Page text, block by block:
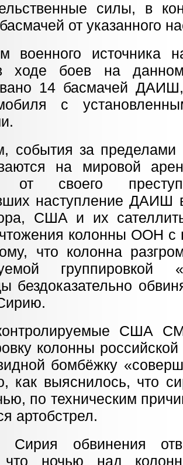
силы, в
от указанного
военного источника
ходе боев на
14 басмачей
с
события за пределами
на мировой
от своего
наступление ДАИШ
США и их
колонны ООН с
что колонна
группировкой
бездоказательно
США
колонны
бомбёжку
как выяснилось, что
по техническим
артобстрел.
Сирия обвинения
что ночью над